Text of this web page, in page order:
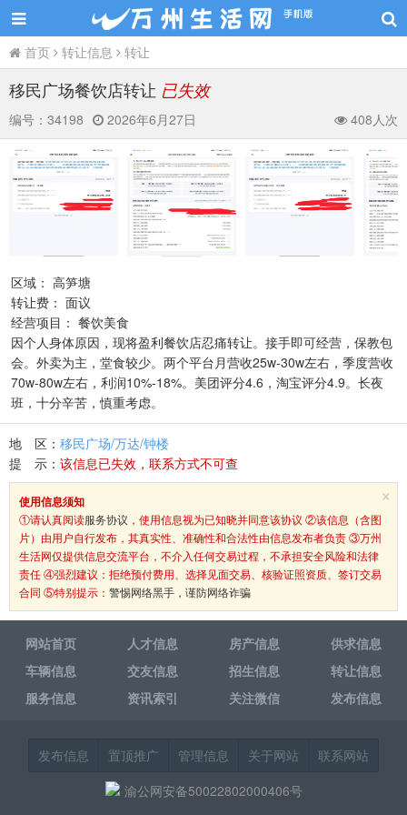
首页 转让信息 转让
移民广场餐饮店转让 已失效
编号： 34198 2026年6月27日 408人次
区域： 高笋塘
转让费： 面议
经营项目： 餐饮美食
因个人身体原因，现将盈利餐饮店忍痛转让。接手即可经营，保教包
会。外卖为主，堂食较少。两个平台月营收25w-30w左右，季度营收
70w-80w左右，利润10%-18%。美团评分4.6，淘宝评分4.9。长夜
班，十分辛苦，慎重考虑。
地 区： 移民广场/万达/钟楼
提 示： 该信息已失效，联系方式不可查
×
使用信息须知
①请认真阅读服务协议 ，使用信息视为已知晓并同意该协议 ②该信息（含图
片）由用户自行发布，其真实性、准确性和合法性由信息发布者负责 ③万州
生活网仅提供信息交流平台，不介入任何交易过程，不承担安全风险和法律
责任 ④强烈建议：拒绝预付费用、选择见面交易、核验证照资质、签订交易
合同 ⑤特别提示： 警惕网络黑手，谨防网络诈骗
网站首页 人才信息 房产信息
供求信息
车辆信息
交友信息 招生信息
转让信息
服务信息
资讯索引 关注微信 发布信息
发布信息 置顶推广 管理信息 关于网站
联系网站
渝公网安备50022802000406号